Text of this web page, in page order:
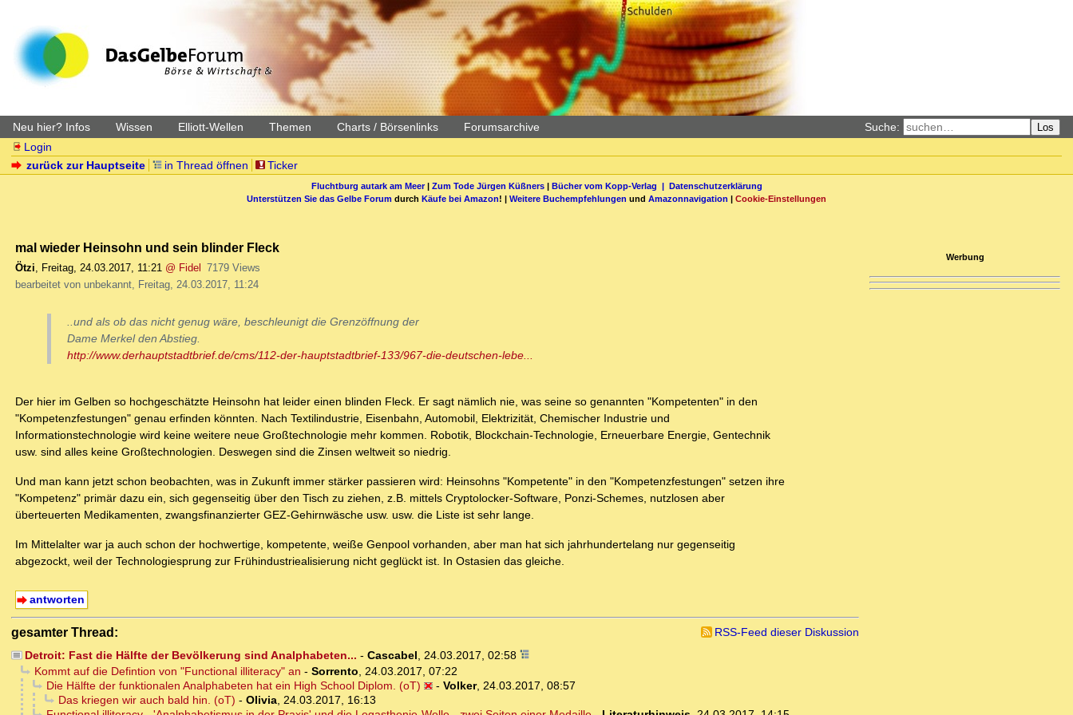
Neu hier? Infos Wissen Elliott-Wellen Themen Charts / Börsenlinks Forumsarchive Suche: Los
Login
zurück zur Hauptseite
in Thread öffnen Ticker
Fluchtburg autark am Meer| Zum Tode Jürgen Küßners| Bücher vom Kopp-Verlag | Datenschutzerklärung
Unterstützen Sie das Gelbe Forum durch Käufe bei Amazon! | Weitere Buchempfehlungen und Amazonnavigation | Cookie-Einstellungen
mal wieder Heinsohn und sein blinder Fleck
Ötzi, Freitag, 24.03.2017, 11:21 @ Fidel
7179 Views
bearbeitet von unbekannt, Freitag, 24.03.2017, 11:24
..und als ob das nicht genug wäre, beschleunigt die Grenzöffnung der
Dame Merkel den Abstieg.
http://www.derhauptstadtbrief.de/cms/112-der-hauptstadtbrief-133/967-die-deutschen-lebe...
Der hier im Gelben so hochgeschätzte Heinsohn hat leider einen blinden Fleck. Er sagt nämlich nie, was seine so genannten "Kompetenten" in den
"Kompetenzfestungen" genau erfinden könnten. Nach Textilindustrie, Eisenbahn, Automobil, Elektrizität, Chemischer Industrie und
Informationstechnologie wird keine weitere neue Großtechnologie mehr kommen. Robotik, Blockchain-Technologie, Erneuerbare Energie, Gentechnik
usw. sind alles keine Großtechnologien. Deswegen sind die Zinsen weltweit so niedrig.
Und man kann jetzt schon beobachten, was in Zukunft immer stärker passieren wird: Heinsohns "Kompetente" in den "Kompetenzfestungen" setzen ihre
"Kompetenz" primär dazu ein, sich gegenseitig über den Tisch zu ziehen, z.B. mittels Cryptolocker-Software, Ponzi-Schemes, nutzlosen aber
überteuerten Medikamenten, zwangsfinanzierter GEZ-Gehirnwäsche usw. usw. die Liste ist sehr lange.
Im Mittelalter war ja auch schon der hochwertige, kompetente, weiße Genpool vorhanden, aber man hat sich jahrhundertelang nur gegenseitig
abgezockt, weil der Technologiesprung zur Frühindustriealisierung nicht geglückt ist. In Ostasien das gleiche.
antworten
gesamter Thread:
RSS-Feed dieser Diskussion
Detroit: Fast die Hälfte der Bevölkerung sind Analphabeten... - Cascabel, 24.03.2017, 02:58
Kommt auf die Defintion von "Functional illiteracy" an - Sorrento, 24.03.2017, 07:22
Die Hälfte der funktionalen Analphabeten hat ein High School Diplom. (oT)
- Volker, 24.03.2017, 08:57
Das kriegen wir auch bald hin. (oT) - Olivia, 24.03.2017, 16:13
Werbung